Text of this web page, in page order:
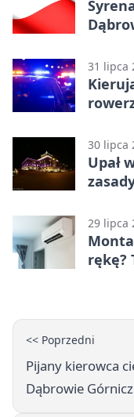
31 lipca
30 lipca
Upał
29 lipca
rękę?
<< Poprzedni
Pijany kierowca
Dąbrowie